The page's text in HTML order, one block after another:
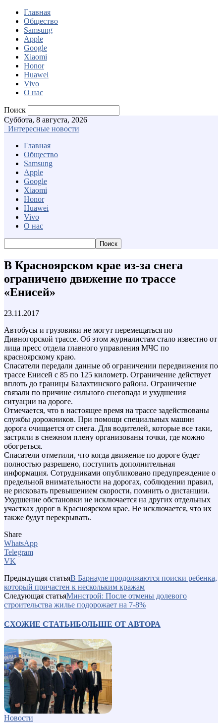
Главная
Общество
Samsung
Apple
Google
Xiaomi
Honor
Huawei
Vivo
О нас
Поиск
Суббота, 8 августа, 2026
Интересные новости
Главная
Общество
Samsung
Apple
Google
Xiaomi
Honor
Huawei
Vivo
О нас
В Красноярском крае из-за снега
ограничено движение по трассе
«Енисей»
23.11.2017
Автобусы и грузовики не могут перемещаться по
Дивногорской трассе. Об этом журналистам стало известно от
лица пресс отдела главного управления МЧС по
красноярскому краю.
Спасатели передали данные об ограничении передвижения по
трассе Енисей с 85 по 125 километр. Ограничение действует
вплоть до границы Балахтинского района. Ограничение
связали по причине сильного снегопада и ухудшения
ситуации на дороге.
Отмечается, что в настоящее время на трассе задействованы
службы дорожников. При помощи специальных машин
дорога очищается от снега. Для водителей, которые все таки,
застряли в снежном плену организованы точки, где можно
обогреться.
Спасатели отметили, что когда движение по дороге будет
полностью разрешено, поступить дополнительная
информация. Сотрудниками опубликовано предупреждение о
предельной внимательности на дорогах, соблюдении правил,
не рисковать превышением скорости, помнить о дистанции.
Ухудшение обстановки не исключается на других отдельных
участках дорог в Красноярском крае. Не исключается, что их
также будут перекрывать.
Share
WhatsApp
Telegram
VK
Предыдущая статьяВ Барнауле продолжаются поиски ребенка,
который причастен к нескольким кражам
Следующая статьяМинстрой: После отмены долевого
строительства жилье подорожает на 7-8%
СХОЖИЕ СТАТЬИБОЛЬШЕ ОТ АВТОРА
Новости